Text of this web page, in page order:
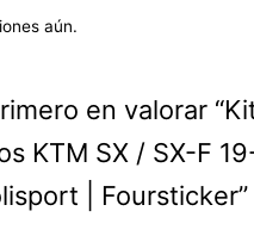
aún.
en valorar
KTM SX / SX-F
| Foursticker”